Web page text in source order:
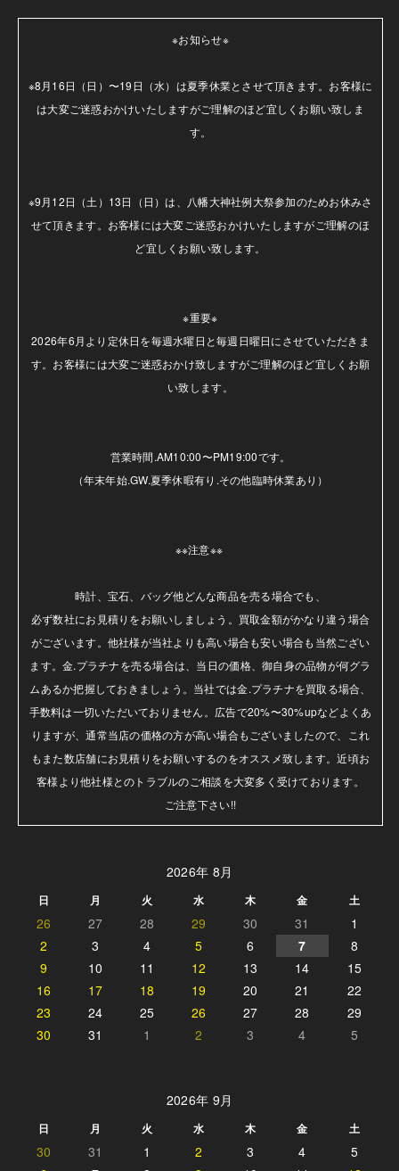
※お知らせ※
※8月16日（日）〜19日（水）は夏季休業とさせて頂きます。お客様に
は大変ご迷惑おかけいたしますがご理解のほど宜しくお願い致しま
す。
※9月12日（土）13日（日）は、八幡大神社例大祭参加のためお休みさ
せて頂きます。お客様には大変ご迷惑おかけいたしますがご理解のほ
ど宜しくお願い致します。
※重要※
2026年6月より定休日を毎週水曜日と毎週日曜日にさせていただきま
す。お客様には大変ご迷惑おかけ致しますがご理解のほど宜しくお願
い致します。
営業時間.AM10:00〜PM19:00です。
（年末年始.GW.夏季休暇有り.その他臨時休業あり）
※※注意※※
時計、宝石、バッグ他どんな商品を売る場合でも、
必ず数社にお見積りをお願いしましょう。買取金額がかなり違う場合
がございます。他社様が当社よりも高い場合も安い場合も当然ござい
ます。金.プラチナを売る場合は、当日の価格、御自身の品物が何グラ
ムあるか把握しておきましょう。当社では金.プラチナを買取る場合、
手数料は一切いただいておりません。広告で20%〜30%upなどよくあ
りますが、通常当店の価格の方が高い場合もございましたので、これ
もまた数店舗にお見積りをお願いするのをオススメ致します。近頃お
客様より他社様とのトラブルのご相談を大変多く受けております。
ご注意下さい!!
2026年 8月
日 月 火 水 木 金 土
26 27 28 29 30 31
1
2
3 4 5 6 7
8
9
10 11 12 13 14
15
16
17 18 19 20 21
22
23
24 25 26 27 28
29
30
31 1 2 3 4 5
2026年 9月
日 月 火 水 木 金 土
30 31 1 2 3 4
5